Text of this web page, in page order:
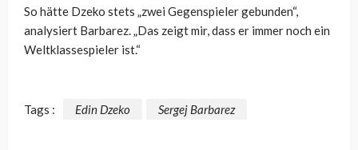
So hätte Dzeko stets „zwei Gegenspieler gebunden“,
analysiert Barbarez. „Das zeigt mir, dass er immer noch ein
Weltklassespieler ist.“
Tags : Edin Dzeko Sergej Barbarez